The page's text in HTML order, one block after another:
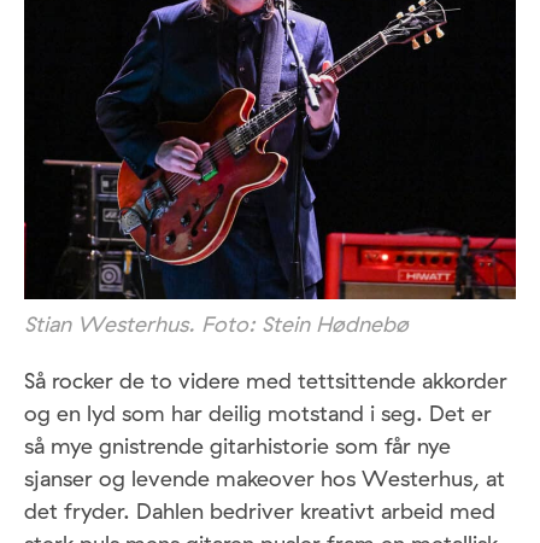
Stian Westerhus. Foto: Stein Hødnebø
Så rocker de to videre med tettsittende akkorder
og en lyd som har deilig motstand i seg. Det er
så mye gnistrende gitarhistorie som får nye
sjanser og levende makeover hos Westerhus, at
det fryder. Dahlen bedriver kreativt arbeid med